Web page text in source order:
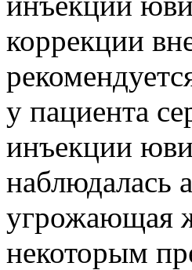
коррекции
у пациента
инъекции
наблюдалась
угрожающая
некоторым